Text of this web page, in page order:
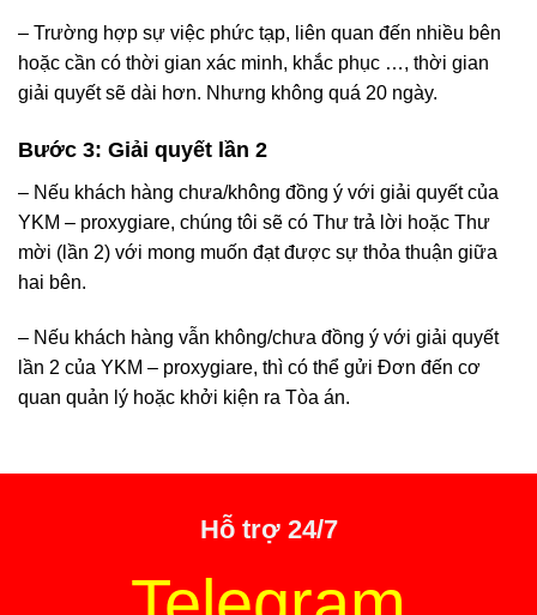
– Trường hợp sự việc phức tạp, liên quan đến nhiều bên
hoặc cần có thời gian xác minh, khắc phục …, thời gian
giải quyết sẽ dài hơn. Nhưng không quá 20 ngày.
Bước 3: Giải quyết lần 2
– Nếu khách hàng chưa/không đồng ý với giải quyết của
YKM – proxygiare, chúng tôi sẽ có Thư trả lời hoặc Thư
mời (lần 2) với mong muốn đạt được sự thỏa thuận giữa
hai bên.
– Nếu khách hàng vẫn không/chưa đồng ý với giải quyết
lần 2 của YKM – proxygiare, thì có thể gửi Đơn đến cơ
quan quản lý hoặc khởi kiện ra Tòa án.
Hỗ trợ 24/7